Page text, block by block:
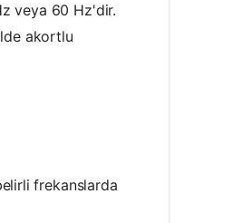
veya 60 Hz'dir.
akortlu
frekanslarda